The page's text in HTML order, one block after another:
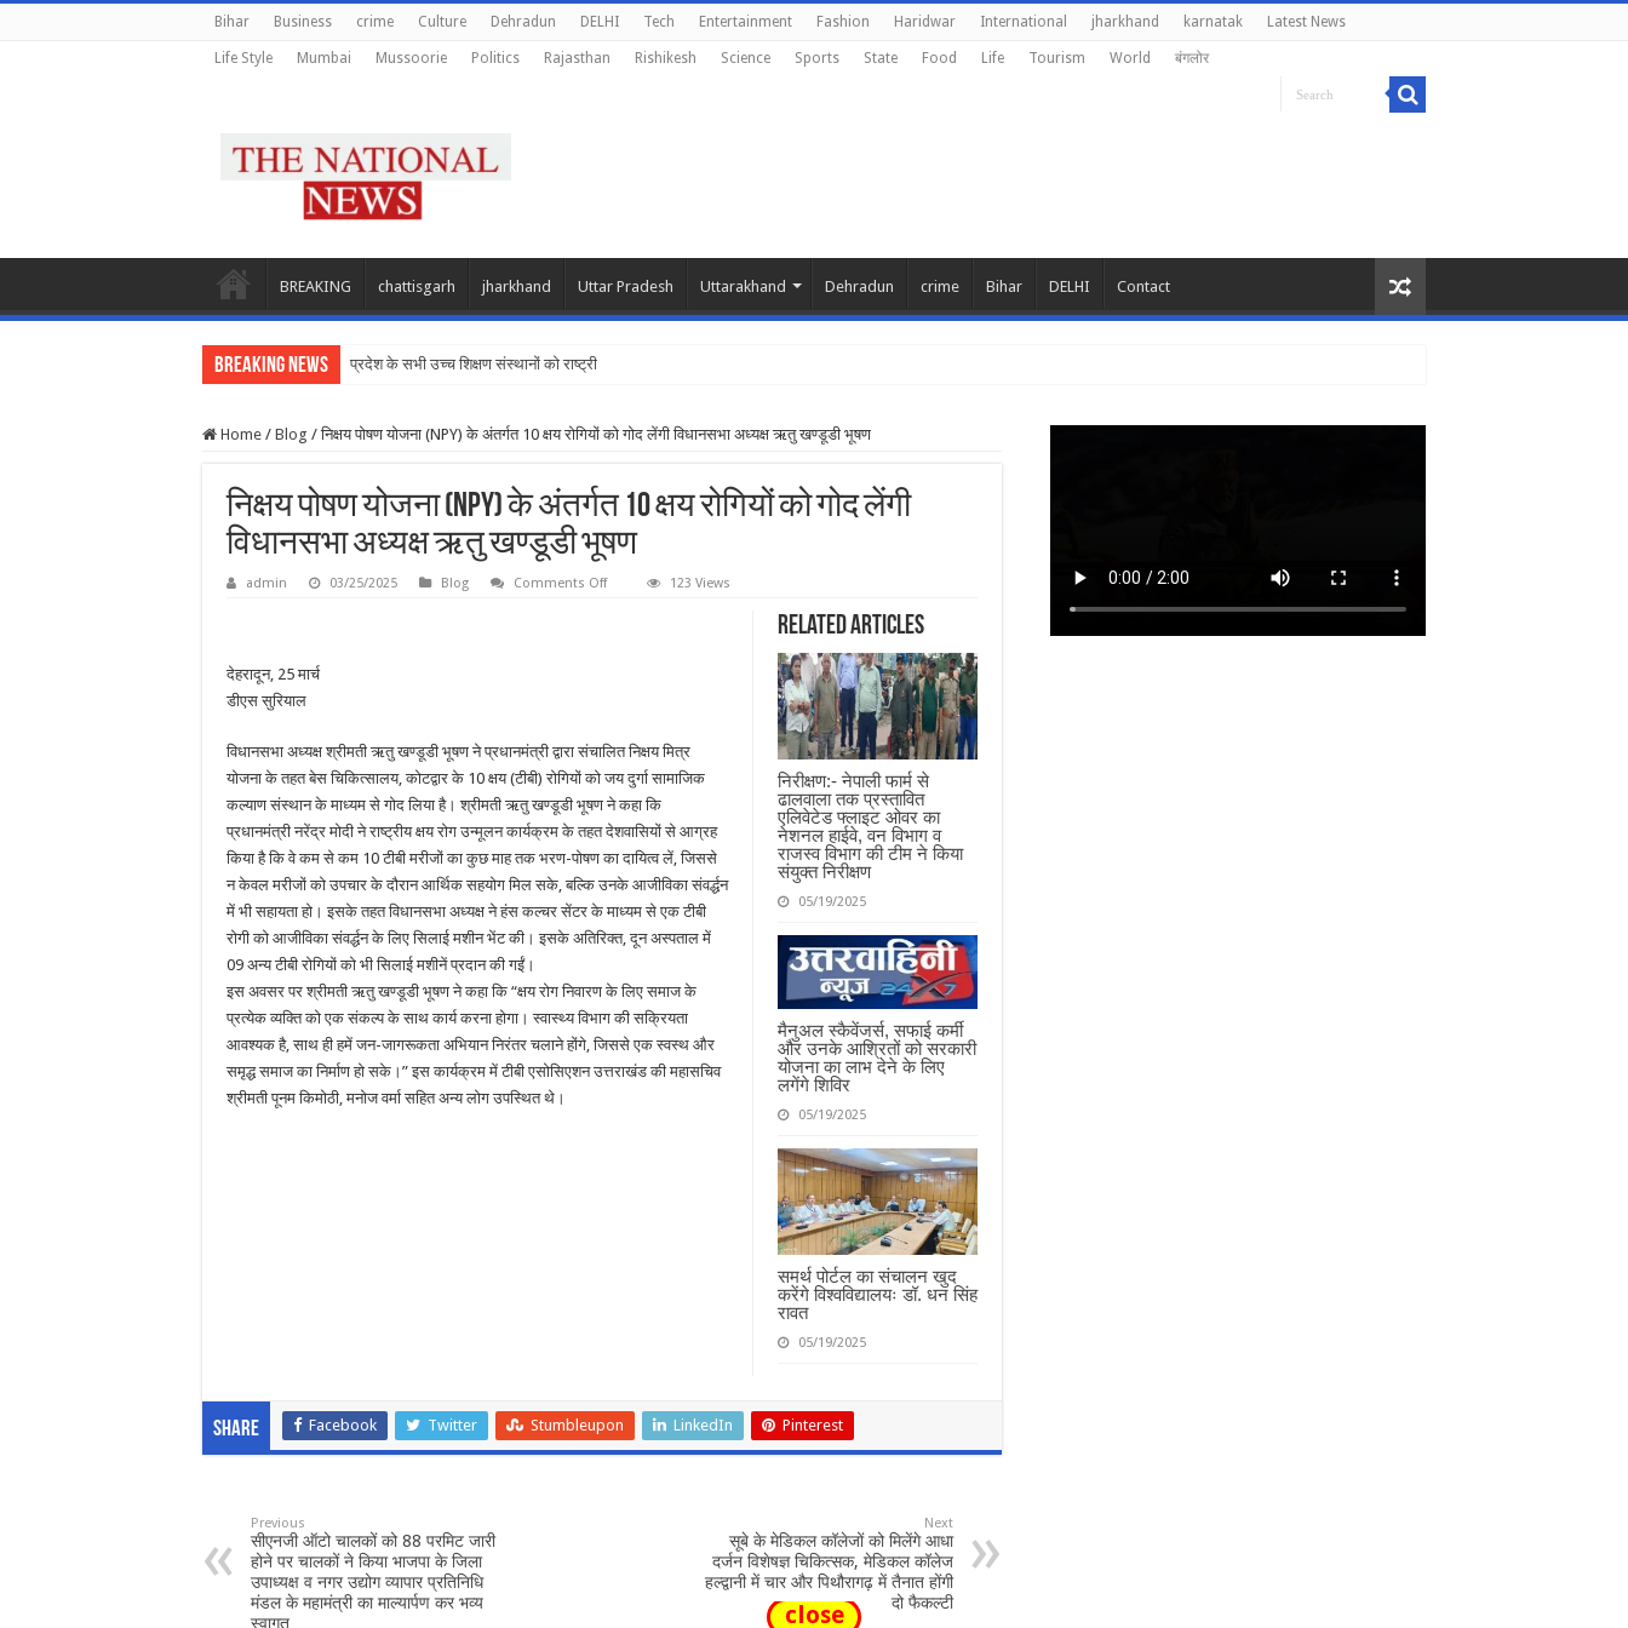
Bihar Business crime Culture Dehradun DELHI Tech Entertainment Fashion Haridwar International jharkhand karnatak Latest News
Life Style Mumbai Mussoorie Politics Rajasthan Rishikesh Science Sports State Food Life Tourism World बंगलोर
BREAKING chattisgarh jharkhand Uttar Pradesh Uttarakhand Dehradun crime Bihar DELHI Contact
Breaking News प्रदेश के सभी उच्च शिक्षण संस्थानों को राष्ट्रीय शिक्षा न
Home / Blog / निक्षय पोषण योजना (NPY) के अंतर्गत 10 क्षय रोगियों को गोद लेंगी विधानसभा अध्यक्ष ऋतु खण्डूडी भूषण
निक्षय पोषण योजना (NPY) के अंतर्गत 10 क्षय रोगियों को गोद लेंगी
विधानसभा अध्यक्ष ऋतु खण्डूडी भूषण
admin 03/25/2025 Blog Comments Offon
को
गोद
लेंगी
विधानसभा
अध्यक्ष
खण्डूडी
123 Views
Related Articles
निरीक्षण:- नेपाली फार्म से
ढालवाला तक प्रस्तावित
एलिवेटेड फ्लाइट ओवर का
नेशनल हाईवे, वन विभाग व
राजस्व विभाग की टीम ने किया
संयुक्त निरीक्षण
05/19/2025
मैनुअल स्कैवेंजर्स, सफाई कर्मी
और उनके आश्रितों को सरकारी
योजना का लाभ देने के लिए
लगेंगे शिविर
05/19/2025
समर्थ पोर्टल का संचालन खुद
करेंगे विश्वविद्यालयः डॉ. धन सिंह
रावत
05/19/2025
देहरादून, 25 मार्च
डीएस सुरियाल
विधानसभा अध्यक्ष श्रीमती ऋतु खण्डूडी भूषण ने प्रधानमंत्री द्वारा संचालित निक्षय मित्र
योजना के तहत बेस चिकित्सालय, कोटद्वार के 10 क्षय (टीबी) रोगियों को जय दुर्गा सामाजिक
कल्याण संस्थान के माध्यम से गोद लिया है। श्रीमती ऋतु खण्डूडी भूषण ने कहा कि
प्रधानमंत्री नरेंद्र मोदी ने राष्ट्रीय क्षय रोग उन्मूलन कार्यक्रम के तहत देशवासियों से आग्रह
किया है कि वे कम से कम 10 टीबी मरीजों का कुछ माह तक भरण-पोषण का दायित्व लें, जिससे
न केवल मरीजों को उपचार के दौरान आर्थिक सहयोग मिल सके, बल्कि उनके आजीविका संवर्द्धन
में भी सहायता हो। इसके तहत विधानसभा अध्यक्ष ने हंस कल्चर सेंटर के माध्यम से एक टीबी
रोगी को आजीविका संवर्द्धन के लिए सिलाई मशीन भेंट की। इसके अतिरिक्त, दून अस्पताल में
09 अन्य टीबी रोगियों को भी सिलाई मशीनें प्रदान की गईं।
इस अवसर पर श्रीमती ऋतु खण्डूडी भूषण ने कहा कि “क्षय रोग निवारण के लिए समाज के
प्रत्येक व्यक्ति को एक संकल्प के साथ कार्य करना होगा। स्वास्थ्य विभाग की सक्रियता
आवश्यक है, साथ ही हमें जन-जागरूकता अभियान निरंतर चलाने होंगे, जिससे एक स्वस्थ और
समृद्ध समाज का निर्माण हो सके।” इस कार्यक्रम में टीबी एसोसिएशन उत्तराखंड की महासचिव
श्रीमती पूनम किमोठी, मनोज वर्मा सहित अन्य लोग उपस्थित थे।
Share Facebook Twitter Stumbleupon LinkedIn Pinterest
Previous
सीएनजी ऑटो चालकों को 88 परमिट जारी
होने पर चालकों ने किया भाजपा के जिला
उपाध्यक्ष व नगर उद्योग व्यापार प्रतिनिधि
मंडल के महामंत्री का माल्यार्पण कर भव्य
स्वागत
Next
सूबे के मेडिकल कॉलेजों को मिलेंगे आधा
दर्जन विशेषज्ञ चिकित्सक, मेडिकल कॉलेज
हल्द्वानी में चार और पिथौरागढ़ में तैनात होंगी
दो फैकल्टी
close